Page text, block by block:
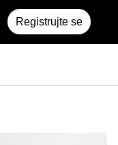
Registrujte se